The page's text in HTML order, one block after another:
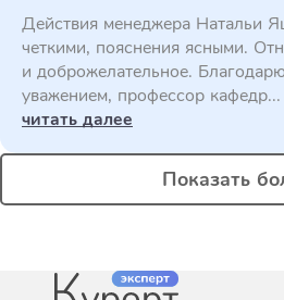
Действия менеджера Натальи
четкими, пояснения ясными.
и доброжелательное.
уважением, профессор кафедр...
читать далее
Показать